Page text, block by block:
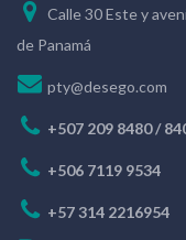
Calle 30 Este y
de Panamá
pty@desego.com
+507 209 8480 /
+506 7119 9534
+57 314 2216954